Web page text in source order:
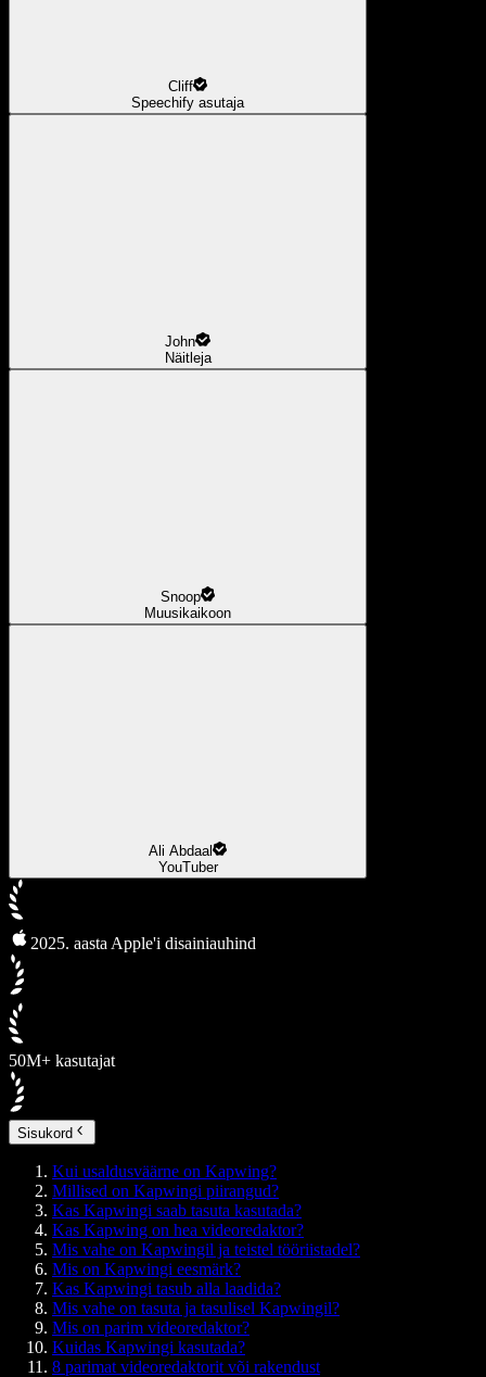
Cliff
Speechify asutaja
John
Näitleja
Snoop
Muusikaikoon
Ali Abdaal
YouTuber
2025. aasta Apple'i disainiauhind
50M+ kasutajat
Sisukord
Kui usaldusväärne on Kapwing?
Millised on Kapwingi piirangud?
Kas Kapwingi saab tasuta kasutada?
Kas Kapwing on hea videoredaktor?
Mis vahe on Kapwingil ja teistel tööriistadel?
Mis on Kapwingi eesmärk?
Kas Kapwingi tasub alla laadida?
Mis vahe on tasuta ja tasulisel Kapwingil?
Mis on parim videoredaktor?
Kuidas Kapwingi kasutada?
8 parimat videoredaktorit või rakendust